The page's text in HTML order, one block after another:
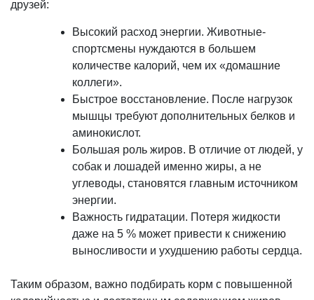
друзей:
Высокий расход энергии. Животные-
спортсмены нуждаются в большем
количестве калорий, чем их «домашние
коллеги».
Быстрое восстановление. После нагрузок
мышцы требуют дополнительных белков и
аминокислот.
Большая роль жиров. В отличие от людей, у
собак и лошадей именно жиры, а не
углеводы, становятся главным источником
энергии.
Важность гидратации. Потеря жидкости
даже на 5 % может привести к снижению
выносливости и ухудшению работы сердца.
Таким образом, важно подбирать корм с повышенной